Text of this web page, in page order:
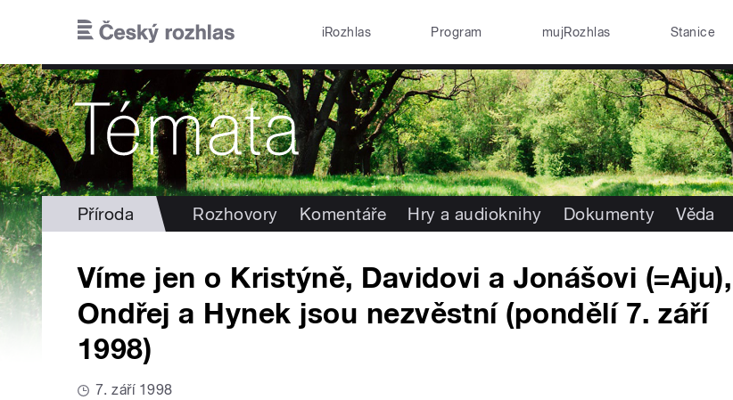
iRozhlas Program mujRozhlas Stanice
Příroda Rozhovory Komentáře Hry a audioknihy Dokumenty Věda
Víme jen o Kristýně, Davidovi a Jonášovi (=Aju),
Ondřej a Hynek jsou nezvěstní (pondělí 7. září
1998)
7. září 1998